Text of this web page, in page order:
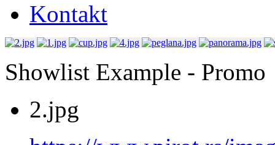
Kontakt
Showlist Example - Promo
2.jpg